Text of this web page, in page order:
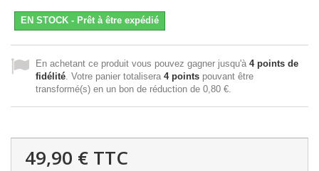
EN STOCK - Prêt à être expédié
En achetant ce produit vous pouvez gagner jusqu'à 4points de
fidélité . Votre panier totalisera 4points pouvant être
transformé(s) en un bon de réduction de 0,80 €
49,90 € TTC